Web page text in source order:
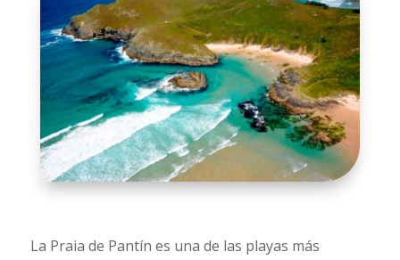
La Praia de Pantín es una de las playas más